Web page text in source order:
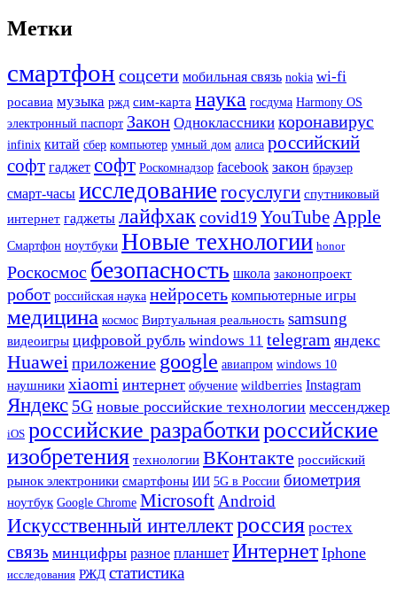
Метки
смартфон соцсети мобильная связь nokia wi-fi
росавиа музыка ржд сим-карта наука госдума Harmony OS
электронный паспорт Закон Одноклассники коронавирус
infinix китай сбер компьютер умный дом алиса российский
софт гаджет софт Роскомнадзор facebook закон браузер
смарт-часы исследование госуслуги спутниковый
интернет гаджеты лайфхак covid19YouTubeApple
Смартфон ноутбуки Новые технологии honor
Роскосмос безопасность школа законопроект
робот российская наука нейросеть компьютерные игры
медицина космос Виртуальная реальность samsung
видеоигры цифровой рубль windows 11 telegram яндекс
Huawei приложение google авиапром windows 10
наушники xiaomi интернет обучение wildberries Instagram
Яндекс 5G новые российские технологии мессенджер
iOS российские разработкироссийские
изобретения технологии ВКонтакте российский
рынок электроники смартфоны ИИ 5G в России биометрия
ноутбук Google Chrome Microsoft Android
Искусственный интеллектроссия ростех
связь минцифры разное планшет Интернет Iphone
исследования РЖД статистика